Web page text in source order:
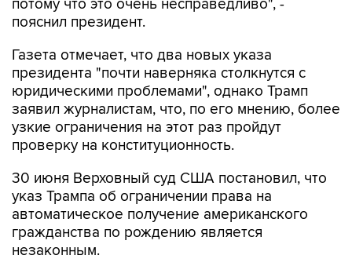
Газета отмечает, что два новых указа
юридическими проблемами", однако Трамп
заявил журналистам, что, по его мнению, более
узкие ограничения на этот раз пройдут
проверку на конституционность.
30 июня Верховный суд США постановил, что
автоматическое получение американского
гражданства по рождению является
незаконным.
В январе 2025 года Трамп подписал указ,